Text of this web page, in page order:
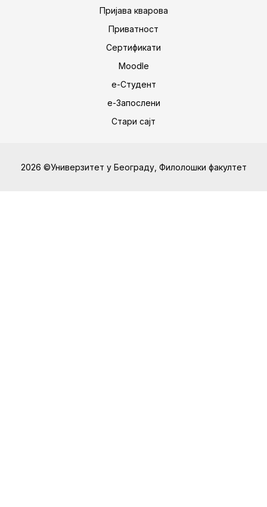
Пријава кварова
Приватност
Сертификати
Moodle
е-Студент
е-Запослени
Стари сајт
2026 ©Универзитет у Београду, Филолошки факултет